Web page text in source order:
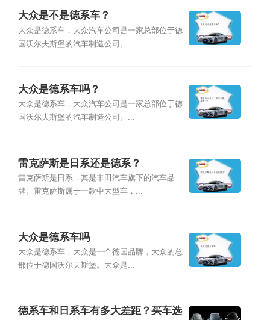
大众是不是德系车？
大众是德系车，大众汽车公司是一家总部位于德
国沃尔夫斯堡的汽车制造公司。...
大众是德系车吗？
大众是德系车，大众汽车公司是一家总部位于德
国沃尔夫斯堡的汽车制造公司。...
雷克萨斯是日系还是德系？
雷克萨斯是日系，其是丰田汽车旗下的汽车品
牌。雷克萨斯属于一款中大型车，...
大众是德系车吗
大众是德系车，大众是一个德国品牌，大众的总
部位于德国沃尔夫斯堡。大众是...
德系车和日系车有多大差距？买车选